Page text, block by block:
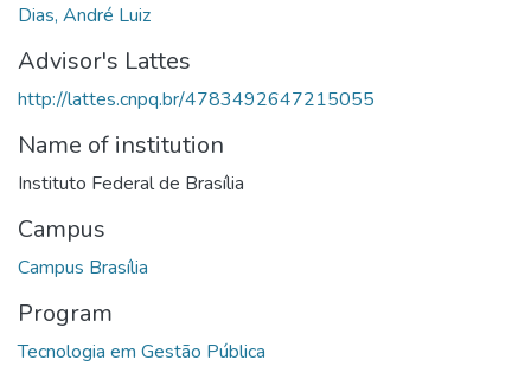
Dias, André Luiz
Advisor's Lattes
http://lattes.cnpq.br/4783492647215055
Name of institution
Instituto Federal de Brasília
Campus
Campus Brasília
Program
Tecnologia em Gestão Pública